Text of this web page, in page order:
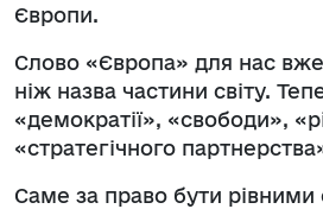
Європи.
Слово «Європа» для нас
ніж назва частини світу.
«демократії», «свободи»,
«стратегічного
Саме за право бути рівними